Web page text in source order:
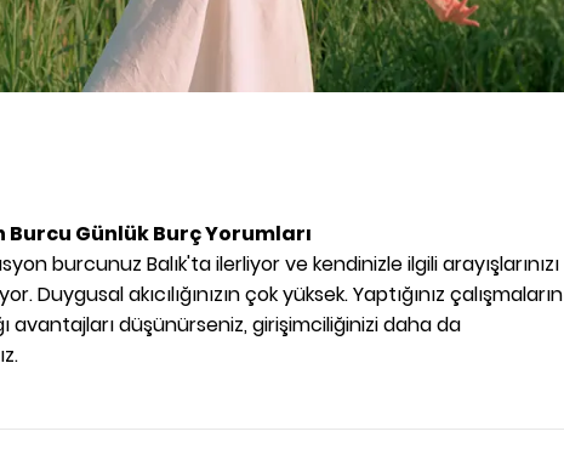
Burcu Günlük Burç Yorumları
burcunuz Balık'ta ilerliyor ve kendinizle ilgili arayışlarınızı
Duygusal akıcılığınızın çok yüksek. Yaptığınız çalışmaların
avantajları düşünürseniz, girişimciliğinizi daha da